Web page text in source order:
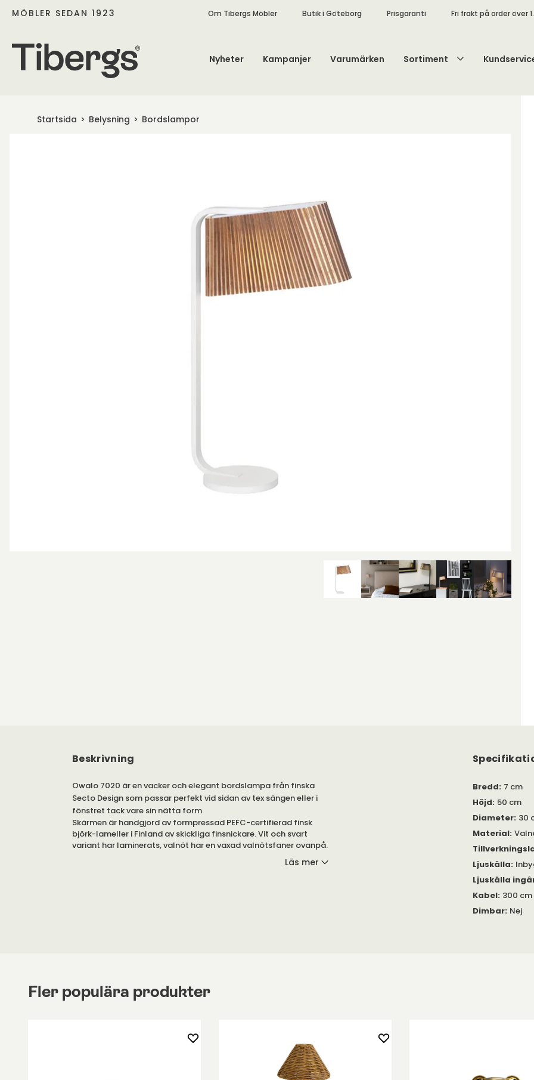
MÖBLER SEDAN 1923 Om Tibergs Möbler Butik i Göteborg Prisgaranti Fri frakt på order över
Nyheter Kampanjer Varumärken Sortiment
Startsida Belysning Bordslampor
Beskrivning
Owalo 7020 är en vacker och elegant bordslampa från finska
Secto Design som passar perfekt vid sidan av tex sängen eller i
fönstret tack vare sin nätta form.
Skärmen är handgjord av formpressad PEFC-certifierad finsk
björk-lameller i Finland av skickliga finsnickare. Vit och svart
variant har laminerats, valnöt har en vaxad valnötsfaner ovanpå.
Läs mer
Bredd: 7 cm
Höjd: 50 cm
Diameter: 30
Material:
Ljuskälla:
Ljuskälla
Kabel: 300
Dimbar: Nej
Fler populära produkter